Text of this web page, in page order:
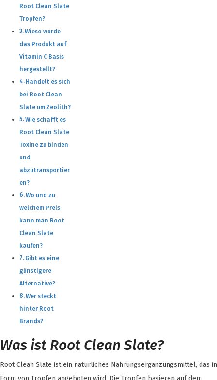
Root Clean Slate
Tropfen?
Wieso wurde
das Produkt auf
Vitamin C Basis
hergestellt?
Handelt es sich
bei Root Clean
Slate um Zeolith?
Wie schafft es
Root Clean Slate
Toxine zu binden
und
abzutransportier
en?
Wo und zu
welchem Preis
kann man Root
Clean Slate
kaufen?
Gibt es eine
günstigere
Alternative?
Wer steckt
hinter Root
Brands?
Was ist Root Clean Slate?
Root Clean Slate ist ein natürliches Nahrungsergänzungsmittel, das in
Form von Tropfen angeboten wird. Die Tropfen basieren auf dem